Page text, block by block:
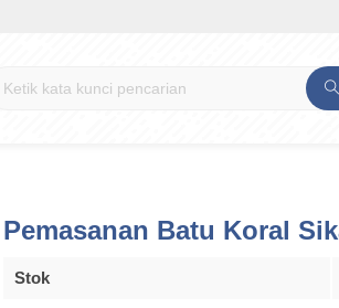
Pemasanan Batu Koral
Stok